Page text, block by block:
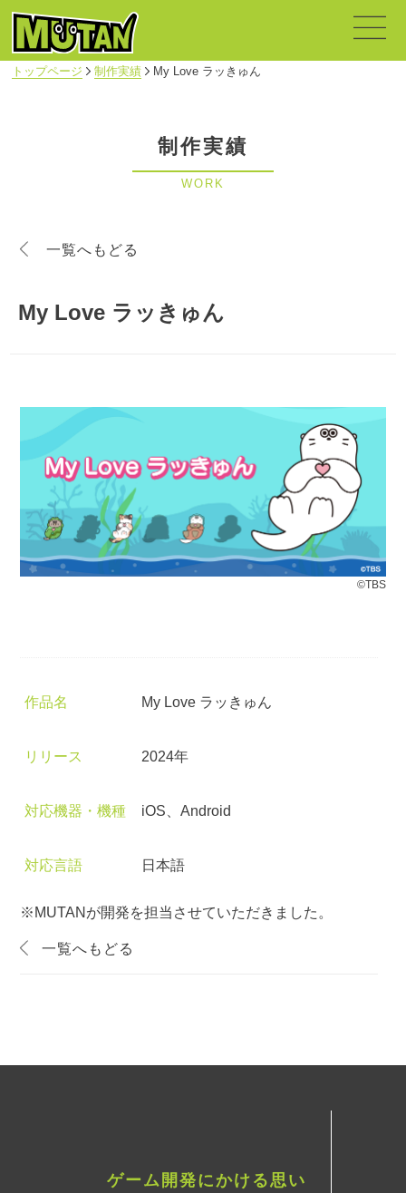
トップページ 制作実績 My Love ラッきゅん
制作実績
WORK
一覧へもどる
My Love ラッきゅん
©TBS
作品名 My Love ラッきゅん
リリース 2024年
対応機器・機種 iOS、Android
対応言語 日本語
※MUTANが開発を担当させていただきました。
一覧へもどる
ゲーム開発にかける思い